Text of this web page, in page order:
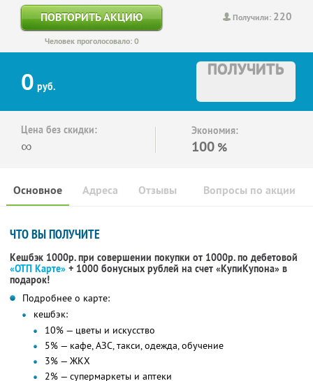
Получили: 220
ПОВТОРИТЬ АКЦИЮ
Человек проголосовало: 0
0 руб.
ПОЛУЧИТЬ
Цена без скидки:
∞
Экономия:
100 %
Основное Отзывы Вопросы по акции
Адреса
ЧТО ВЫ ПОЛУЧИТЕ
Кешбэк 1000р. при совершении покупки от 1000р. по дебетовой
«ОТП Карте» + 1000 бонусных рублей на счет «КупиКупона» в
подарок!
Подробнее о карте:
кешбэк:
10% — цветы и искусство
5% — кафе, АЗС, такси, одежда, обучение
3% — ЖКХ
2% — супермаркеты и аптеки